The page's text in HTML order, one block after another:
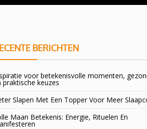
BERICHTEN
voor betekenisvolle momenten,
praktische keuzes
Slapen Met Een Topper Voor Meer
Maan Betekenis: Energie, Rituelen En